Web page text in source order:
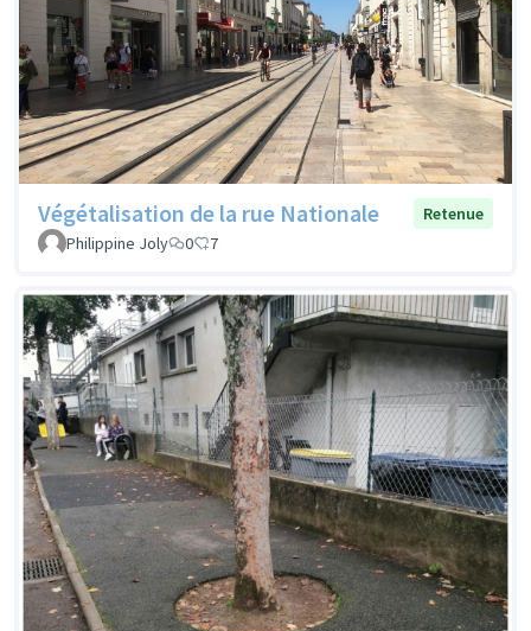
Végétalisation de la rue Nationale
Retenue
Philippine Joly
0 7